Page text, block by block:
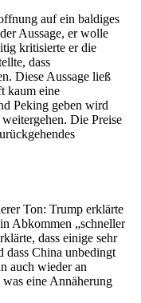
auf ein baldiges
Aussage, er wolle
kritisierte er die
dass
Diese Aussage ließ
kaum eine
Peking geben wird
Die Preise
Ton: Trump erklärte
Abkommen „schneller
dass einige sehr
dass China unbedingt
auch wieder an
eine Annäherung